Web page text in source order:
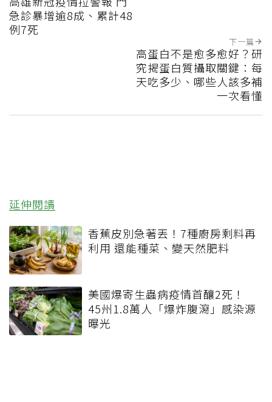
急診暴增逾8成、累計48
例7死
下一篇
高蛋白不是愈多愈好？研
究揭蛋白質攝取關鍵：每
天吃多少、哪些人該多補
一次看懂
延伸閱讀
香蕉皮別急著丟！7種廚房剩料再
利用 還能種菜、變天然肥料
美國爆寄生蟲病疫情首釀2死！
45州1.8萬人「爆炸腹瀉」感染源
曝光